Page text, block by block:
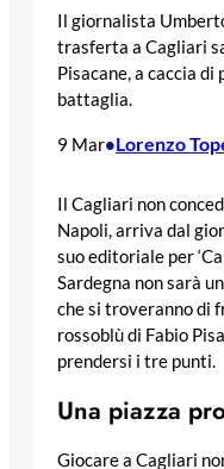
Il giornalista
trasferta a Cagliari
Pisacane, a caccia
battaglia.
9 Mar•Lorenzo
Il Cagliari non
Napoli, arriva dal
suo editoriale per
Sardegna non sarà
che si troveranno di
rossoblù di Fabio
prendersi i tre punti.
Una piazza
Giocare a Cagliari